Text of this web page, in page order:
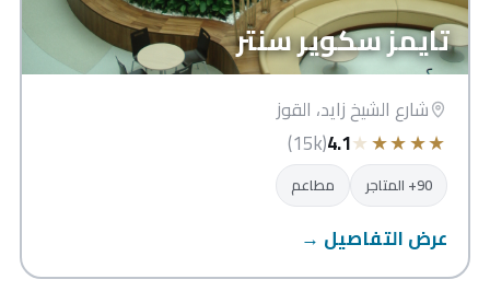
تايمز سكوير سنتر
شارع الشيخ زايد، القوز
★
★
★
★
★
4.1
(15k)
90+ المتاجر مطاعم
عرض التفاصيل →
ميغا مول الشارقة